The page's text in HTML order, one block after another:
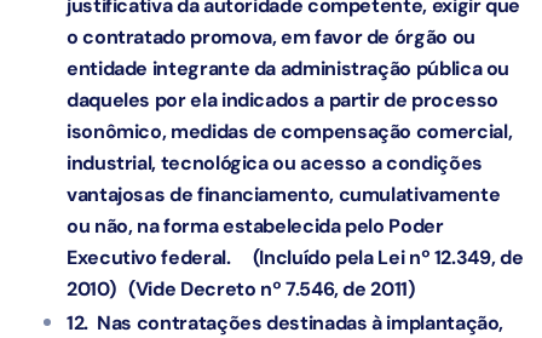
justificativa da autoridade competente, exigir que
o contratado promova, em favor de órgão ou
entidade integrante da administração pública ou
daqueles por ela indicados a partir de processo
isonômico, medidas de compensação comercial,
industrial, tecnológica ou acesso a condições
vantajosas de financiamento, cumulativamente
ou não, na forma estabelecida pelo Poder
Executivo federal. (Incluído pela Lei nº 12.349, de
2010) (Vide Decreto nº 7.546, de 2011)
12. Nas contratações destinadas à implantação,